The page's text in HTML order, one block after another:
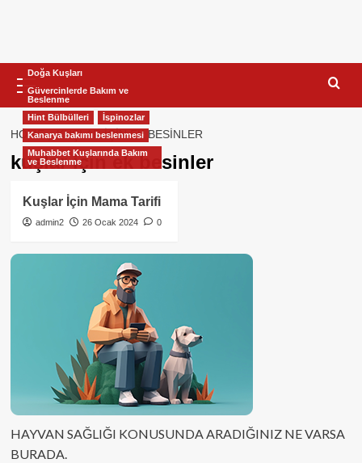
Primary
Menu
HOME KUŞLAR IÇIN EK BESINLER
kuşlar için ek besinler
Doğa Kuşları
Güvercinlerde Bakım ve
Beslenme
Hint Bülbülleri
İspinozlar
Kanarya bakımı beslenmesi
Muhabbet Kuşlarında Bakım
ve Beslenme
Kuşlar İçin Mama Tarifi
admin2 26 Ocak 2024 0
HAYVAN SAĞLIĞI KONUSUNDA ARADIĞINIZ NE VARSA
BURADA.